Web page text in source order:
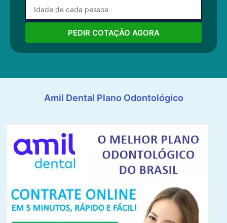
PEDIR COTAÇÃO AGORA
Amil Dental Plano Odontológico